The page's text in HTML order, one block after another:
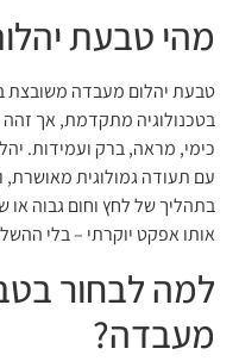
מהי טבעת
טבעת יהלום מעבדה משובצת
בטכנולוגיה מתקדמת, אך זהה
כימי, מראה, ברק ועמידות.
עם תעודה גמולוגית מאושרת,
אותו אפקט יוקרתי – בלי
למה לבחור
מעבדה?